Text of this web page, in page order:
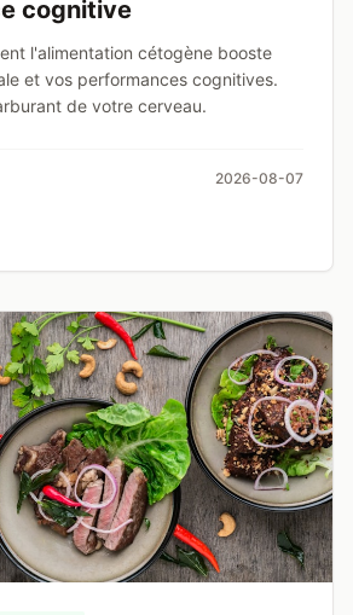
cognitive
l'alimentation cétogène booste
et vos performances cognitives.
de votre cerveau.
2026-08-07